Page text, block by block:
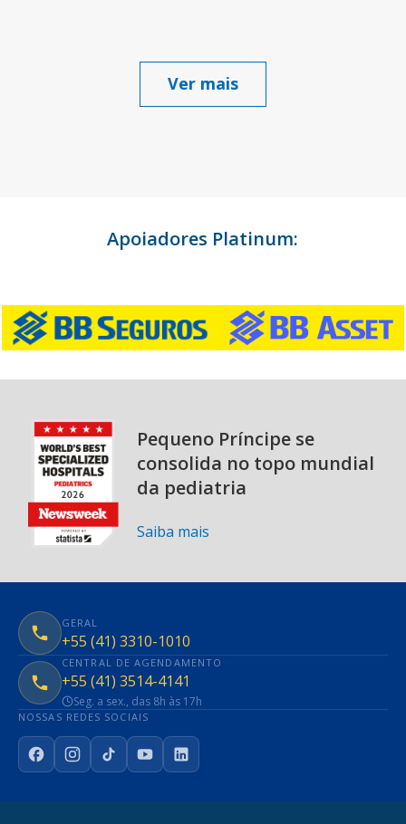
Ver mais
Apoiadores Platinum:
Pequeno Príncipe se
consolida no topo mundial
da pediatria
Saiba mais
GERAL
+55 (41) 3310-1010
CENTRAL DE AGENDAMENTO
+55 (41) 3514-4141
Seg. a sex., das 8h às 17h
NOSSAS REDES SOCIAIS
FacebookInstagram
TikTokYouTubeLinkedIn